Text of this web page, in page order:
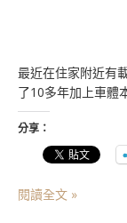
最近在住家附近有
了10多年加上車體
分享：
閱讀全文 »